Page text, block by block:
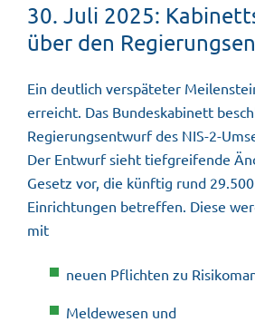
30. Juli 2025:
über den
Ein deutlich verspäteter
erreicht. Das Bundeskabinett
Regierungsentwurf des NIS-2-
Der Entwurf sieht tiefgreifende
Gesetz vor, die künftig rund
Einrichtungen betreffen. Diese
mit
neuen Pflichten zu
Meldewesen und